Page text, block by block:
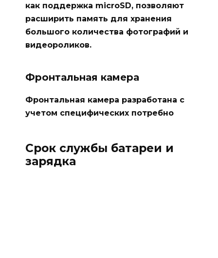
как поддержка microSD, позволяют
расширить память для хранения
большого количества фотографий и
видеороликов.
Фронтальная камера
Фронтальная камера разработана с
учетом специфических потребно
Срок службы батареи и
зарядка